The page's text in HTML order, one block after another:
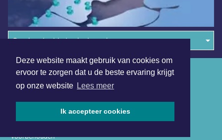
Deze website maakt gebruik van cookies om
ervoor te zorgen dat u de beste ervaring krijgt
op onze website Lees meer
Ik accepteer cookies
Overige dagbladen in de regio
voorbehouden
Algemene voorwaarden
Disclaimer